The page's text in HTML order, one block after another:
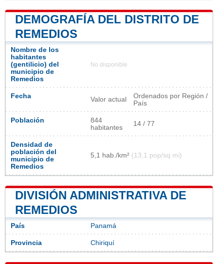
DEMOGRAFÍA DEL DISTRITO DE
REMEDIOS
Nombre de los
habitantes
(gentilicio) del
municipio de
Remedios
No disponible
Fecha Valor actual
Ordenados por Región /
País
Población
844
habitantes
14 / 77
Densidad de
población del
municipio de
Remedios
5,1 hab./km² (13,1 pop/sq mi)
DIVISIÓN ADMINISTRATIVA DE
REMEDIOS
País Panamá
Provincia Chiriquí